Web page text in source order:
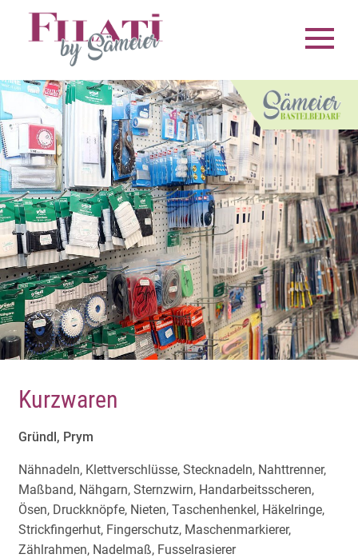
Kurzwaren
Gründl, Prym
Nähnadeln, Klettverschlüsse, Stecknadeln, Nahttrenner,
Maßband, Nähgarn, Sternzwirn, Handarbeitsscheren,
Ösen, Druckknöpfe, Nieten, Taschenhenkel, Häkelringe,
Strickfingerhut, Fingerschutz, Maschenmarkierer,
Zählrahmen, Nadelmaß, Fusselrasierer